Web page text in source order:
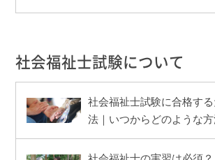
社会福祉士試験について
社会福祉士試験に合格す
法｜いつからどのような